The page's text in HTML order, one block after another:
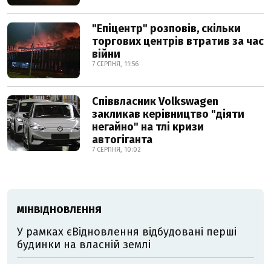
"Епіцентр" розповів, скільки
торгових центрів втратив за час
війни
7 СЕРПНЯ, 11:56
Співвласник Volkswagen
закликав керівництво "діяти
негайно" на тлі кризи
автогіганта
7 СЕРПНЯ, 10:02
МІНВІДНОВЛЕННЯ
У рамках єВідновлення відбудовані перші
будинки на власній землі